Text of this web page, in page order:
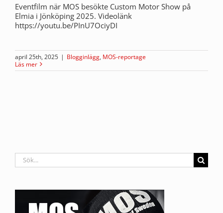
Eventfilm när MOS besökte Custom Motor Show på
Elmia i Jönköping 2025. Videolänk
https://youtu.be/PInU7OciyDI
april 25th, 2025 | Blogginlägg, MOS-reportage
Läs mer
Sök
efter: